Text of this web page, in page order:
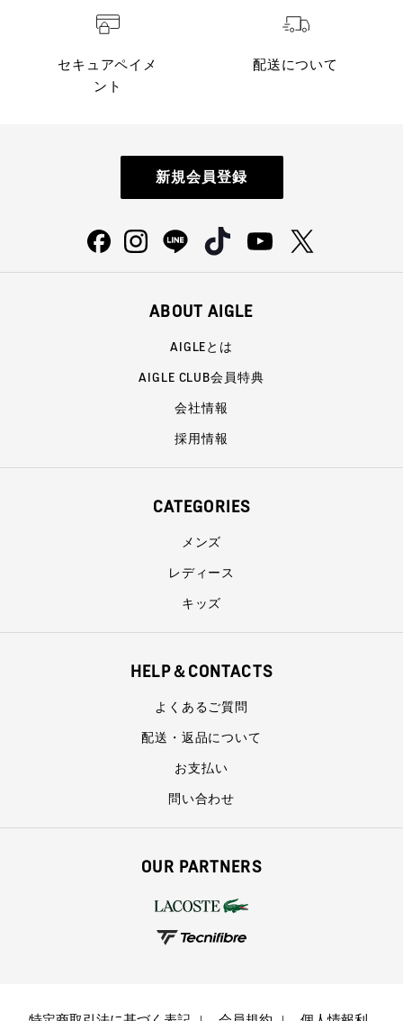
セキュアペイメ
ント
配送について
新規会員登録
ABOUT AIGLE
AIGLEとは
AIGLE CLUB会員特典
会社情報
採用情報
CATEGORIES
メンズ
レディース
キッズ
HELP＆CONTACTS
よくあるご質問
配送・返品について
お支払い
問い合わせ
OUR PARTNERS